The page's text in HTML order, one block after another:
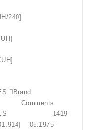
240]
Brand
& BUSES 1419
05.1975-